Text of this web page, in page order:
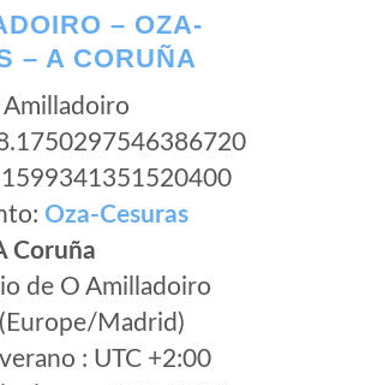
– OZA-
– A CORUÑA
Oza-Cesuras
Coruña
de O Amilladoiro
Madrid)
: UTC +2:00